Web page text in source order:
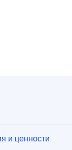
и ценности